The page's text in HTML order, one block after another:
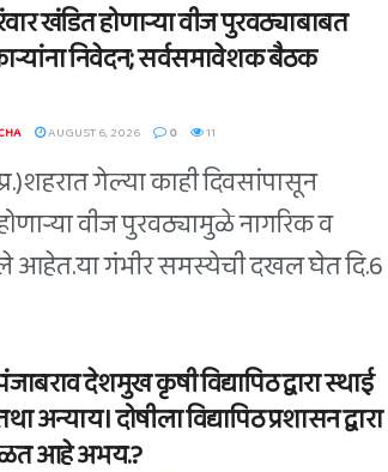
खंडित होणाऱ्या वीज पुरवठ्याबाबत
निवेदन; सर्वसमावेशक बैठक
AUGUST 6, 2026 0 11
गेल्या काही दिवसांपासून
वीज पुरवठ्यामुळे नागरिक व
आहेत.या गंभीर समस्येची दखल घेत दि.6
देशमुख कृषी विद्यापिठ द्वारा स्थाई
अन्याय। दोषीला विद्यापिठ प्रशासन द्वारा
आहे अभय.?